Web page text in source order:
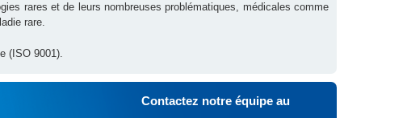
rares et de leurs nombreuses problématiques, médicales comme
rare.
(ISO 9001).
Contactez notre équipe au